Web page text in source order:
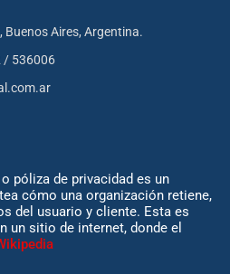
Buenos Aires, Argentina.
/ 536006
póliza de privacidad es un
cómo una organización retiene,
del usuario y cliente. Esta es
un sitio de internet, donde el